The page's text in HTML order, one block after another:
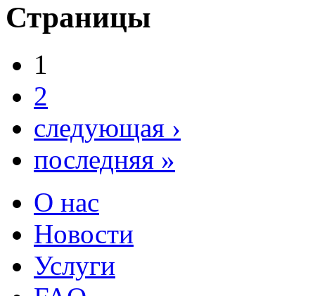
Страницы
1
2
следующая ›
последняя »
О нас
Новости
Услуги